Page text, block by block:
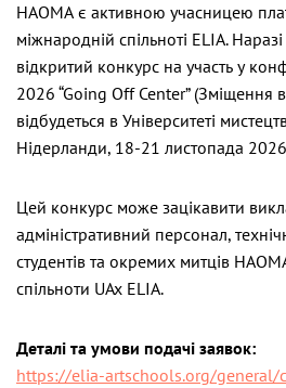
НАОМА є активною учасницею
міжнародній спільноті ELIA.
відкритий конкурс на участь у
2026 “Going Off Center” (Зміщення
відбудеться в Університеті
Нідерланди, 18-21 листопада
Цей конкурс може зацікавити
адміністративний персонал,
студентів та окремих митців
спільноти UAx ELIA.
Деталі та умови подачі заявок:
https://elia-artschools.org/general/